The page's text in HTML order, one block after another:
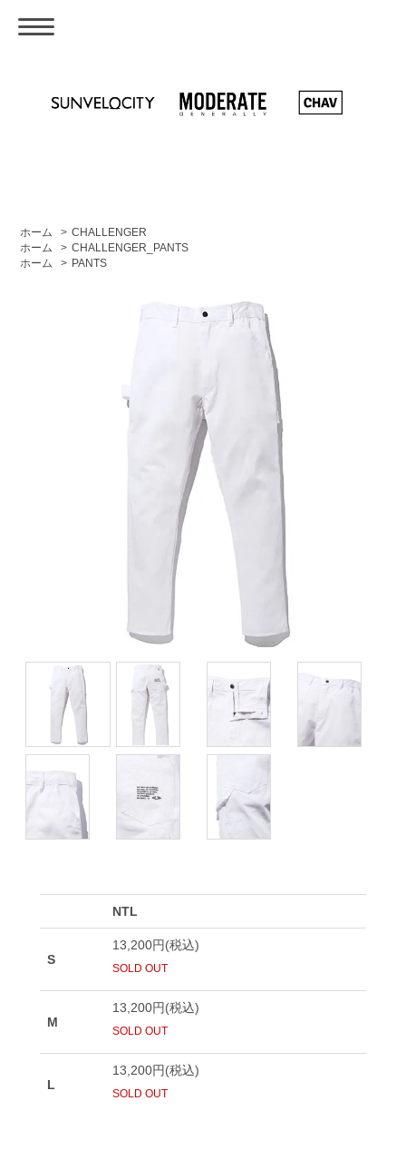
ホーム > CHALLENGER
ホーム
> CHALLENGER_PANTS
ホーム
> PANTS